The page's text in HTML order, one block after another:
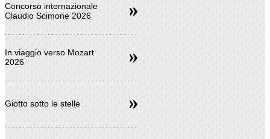
Concorso internazionale
Claudio Scimone 2026
In viaggio verso Mozart
2026
Giotto sotto le stelle